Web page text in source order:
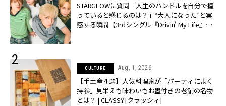
STARGLOWに質問「人生のハンドルを自分で握
っていると感じるのは？」“大️人になった”と実
感する瞬間【3rdシングル『Drivin' My Life』発
CULTURE Aug, 1, 2026
【手土産４選】人気料理家が「パーティによく
持参」見栄えも味わいもお墨付きの老舗の名物
とは？ | CLASSY.[クラッシィ]